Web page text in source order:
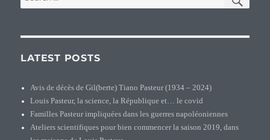
for:
LATEST POSTS
Avis de décès de Gil(berte) Tiano Pasteur (1934 – 2024)
Louis Pasteur, la science, la République et… le covid
Familles Pasteur impliquées dans les guerres napoléoniennes
Ateliers scientifiques pour bien commencer la saison 2019, dans